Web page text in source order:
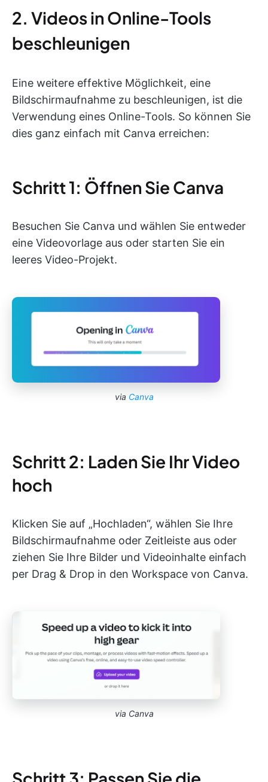
2. Videos in Online-Tools
beschleunigen
Eine weitere effektive Möglichkeit, eine
Bildschirmaufnahme zu beschleunigen, ist die
Verwendung eines Online-Tools. So können Sie
dies ganz einfach mit Canva erreichen:
Schritt 1: Öffnen Sie Canva
Besuchen Sie Canva und wählen Sie entweder
eine Videovorlage aus oder starten Sie ein
leeres Video-Projekt.
via Canva
Schritt 2: Laden Sie Ihr Video
hoch
Klicken Sie auf „Hochladen“, wählen Sie Ihre
Bildschirmaufnahme oder Zeitleiste aus oder
ziehen Sie Ihre Bilder und Videoinhalte einfach
per Drag & Drop in den Workspace von Canva.
via Canva